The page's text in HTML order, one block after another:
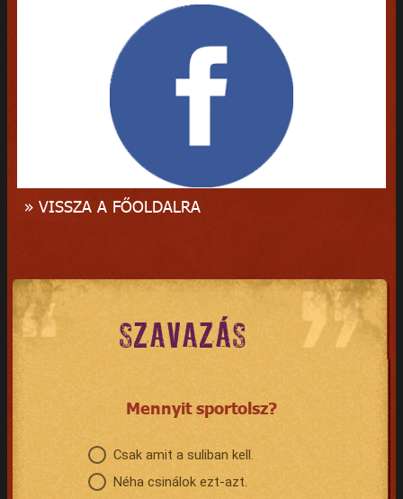
» VISSZA A FŐOLDALRA
SZAVAZÁS
Mennyit sportolsz?
Csak amit a suliban kell.
Néha csinálok ezt-azt.